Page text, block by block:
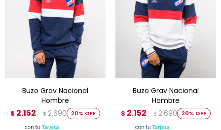
Buzo Grav Nacional
Hombre
$ 2.152 $ 2.690 20
Buzo Grav Nacional
Hombre
$ 2.152 $ 2.690 20